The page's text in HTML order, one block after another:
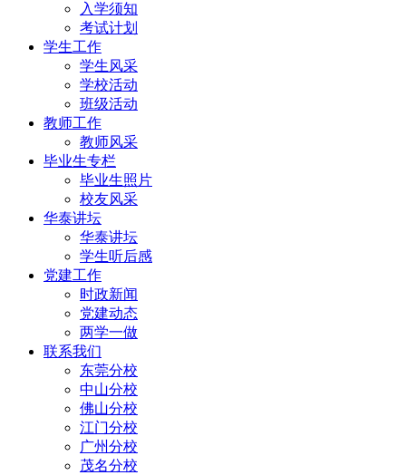
入学须知
考试计划
学生工作
学生风采
学校活动
班级活动
教师工作
教师风采
毕业生专栏
毕业生照片
校友风采
华泰讲坛
华泰讲坛
学生听后感
党建工作
时政新闻
党建动态
两学一做
联系我们
东莞分校
中山分校
佛山分校
江门分校
广州分校
茂名分校